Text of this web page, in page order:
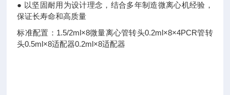
● 以坚固耐用为设计理念，结合多年制造微离心机经验，
保证长寿命和高质量
标准配置：1.5/2ml×8微量离心管转头0.2ml×8×4PCR管转
头0.5ml×8适配器0.2ml×8适配器